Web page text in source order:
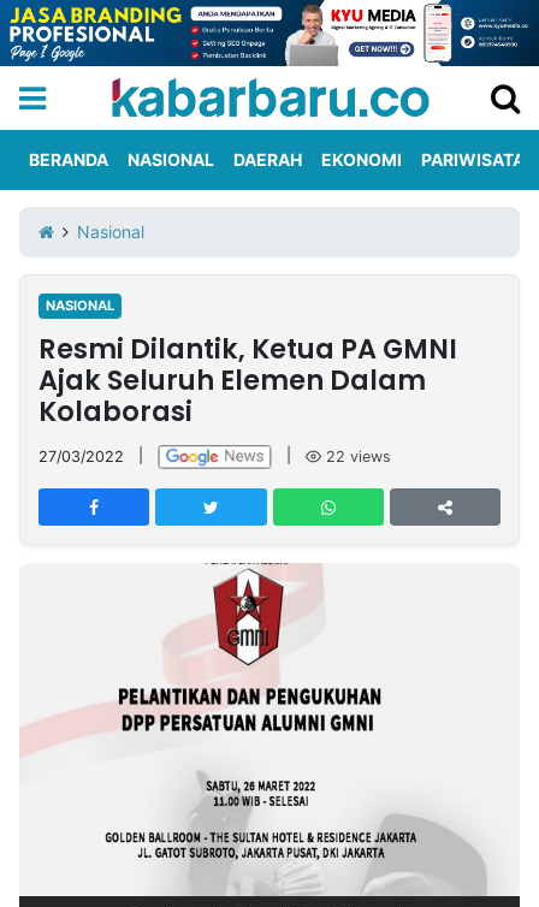
Iklan
Berita
Kami
Nasional
International
Olahraga
Entertainment
Daerah
Pariwisata
Kuliner
Kolom
Network
PT
TREETAN
Insight
NTB
Suara
Time
Lens
IDN
Daily
Jogja
Jalan
Rakyat
Idealita
News
Notice
Dinamikapost.com
Radar
Baru
Seedbacklink
BERANDA NASIONAL DAERAH EKONOMI PARIWISATA
Nasional
NASIONAL
Resmi Dilantik, Ketua PA GMNI
Ajak Seluruh Elemen Dalam
Kolaborasi
27/03/2022 22 views